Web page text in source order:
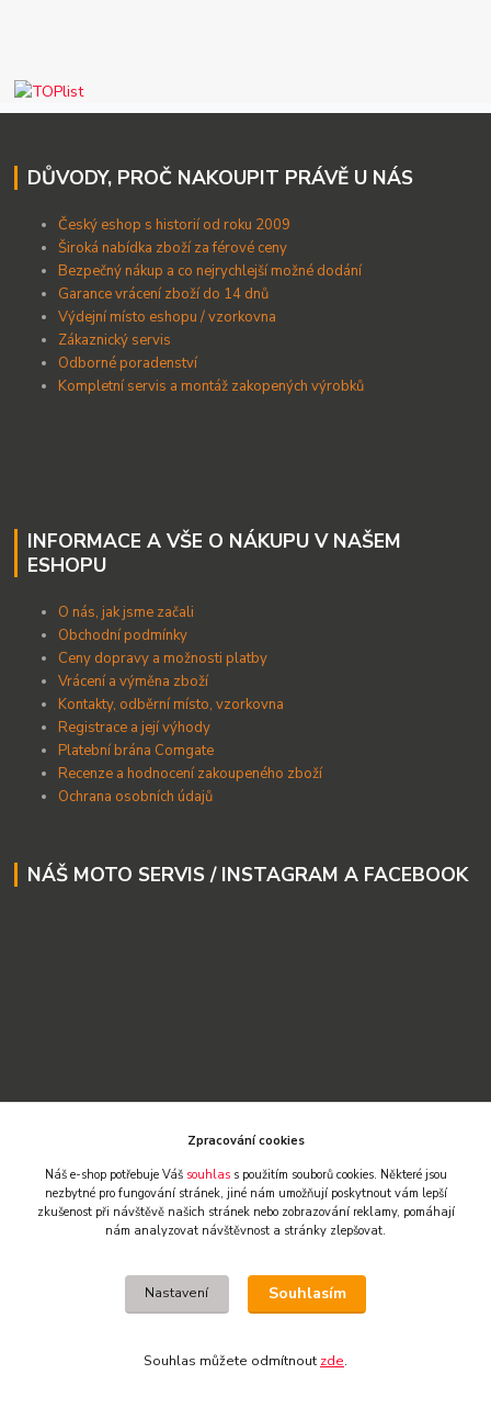
DŮVODY, PROČ NAKOUPIT PRÁVĚ U NÁS
Český eshop s historií od roku 2009
Široká nabídka zboží za férové ceny
Bezpečný nákup a co nejrychlejší možné dodání
Garance vrácení zboží do 14 dnů
Výdejní místo eshopu / vzorkovna
Zákaznický servis
Odborné poradenství
Kompletní servis a montáž zakopených výrobků
INFORMACE A VŠE O NÁKUPU V NAŠEM
ESHOPU
O nás, jak jsme začali
Obchodní podmínky
Ceny dopravy a možnosti platby
Vrácení a výměna zboží
Kontakty, odběrní místo, vzorkovna
Registrace a její výhody
Platební brána Comgate
Recenze a hodnocení zakoupeného zboží
Ochrana osobních údajů
NÁŠ MOTO SERVIS / INSTAGRAM A FACEBOOK
KONTAKTY
MXTECH-ESHOP
+420 775 582 622 nebo +420 607 510 220
Zpracování cookies
Náš e-shop potřebuje Váš souhlass použitím souborů cookies. Některé jsou
nezbytné pro fungování stránek, jiné nám umožňují poskytnout vám lepší
zkušenost při návštěvě našich stránek nebo zobrazování reklamy, pomáhají
nám analyzovat návštěvnost a stránky zlepšovat.
Nastavení Souhlasím
Souhlas můžete odmítnout zde.